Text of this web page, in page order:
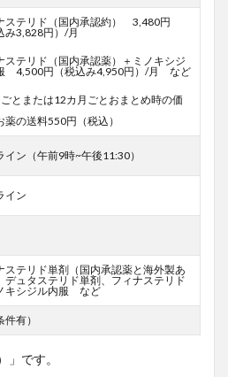
ステリド（国内承認約） 3,480円
み3,828円）/月
ステリド（国内承認薬）＋ミノキシジ
4,500円（税込み4,950円）/月 など
とまたは12カ月ごとおまとめ時の価
薬の送料550円（税込）
イン（午前9時~午後11:30）
イン
ステリド単剤（国内承認薬と海外製あ
デュタステリド単剤、フィナステリド
キシジル内服 など
有）
です。